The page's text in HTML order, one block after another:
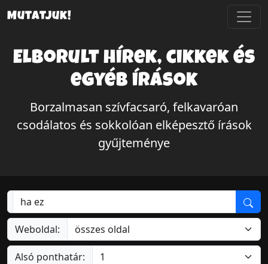
Mutatjuk!
Elborult hírek, cikkek és
egyéb írások
Borzalmasan szívfacsaró, felkavaróan
csodálatos és sokkolóan elképesztő írások
gyűjteménye
Weboldal:
Alsó ponthatár: